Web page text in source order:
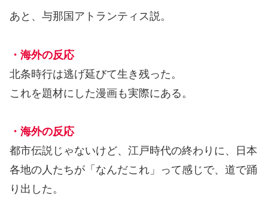
あと、与那国アトランティス説。
・海外の反応
北条時行は逃げ延びて生き残った。
これを題材にした漫画も実際にある。
・海外の反応
都市伝説じゃないけど、江戸時代の終わりに、日本
各地の人たちが「なんだこれ」って感じで、道で踊
り出した。